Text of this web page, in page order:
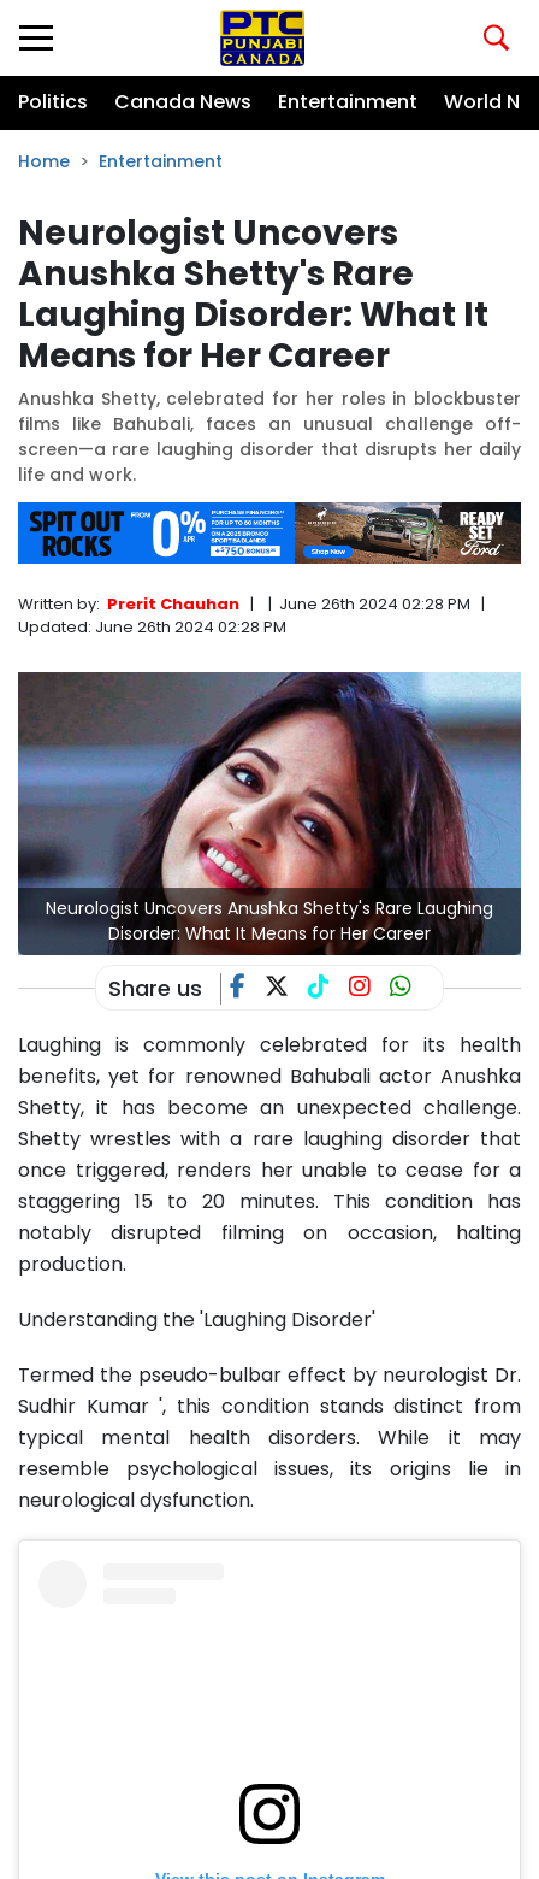
Politics Canada News Entertainment World
Home Entertainment
Neurologist Uncovers
Anushka Shetty's Rare
Laughing Disorder: What It
Means for Her Career
Anushka Shetty, celebrated for her roles in blockbuster
films like Bahubali, faces an unusual challenge off-
screen—a rare laughing disorder that disrupts her daily
life and work.
Written by: Prerit Chauhan | | June 26th 2024 02:28 PM |
Updated: June 26th 2024 02:28 PM
Neurologist Uncovers Anushka Shetty's Rare Laughing
Disorder: What It Means for Her Career
Share us
Laughing is commonly celebrated for its health
benefits, yet for renowned Bahubali actor Anushka
Shetty, it has become an unexpected challenge.
Shetty wrestles with a rare laughing disorder that
once triggered, renders her unable to cease for a
staggering 15 to 20 minutes. This condition has
notably disrupted filming on occasion, halting
production.
Understanding the 'Laughing Disorder'
Termed the pseudo-bulbar effect by neurologist Dr.
Sudhir Kumar ', this condition stands distinct from
typical mental health disorders. While it may
resemble psychological issues, its origins lie in
neurological dysfunction.